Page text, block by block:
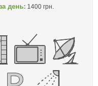
день: 1400 грн.